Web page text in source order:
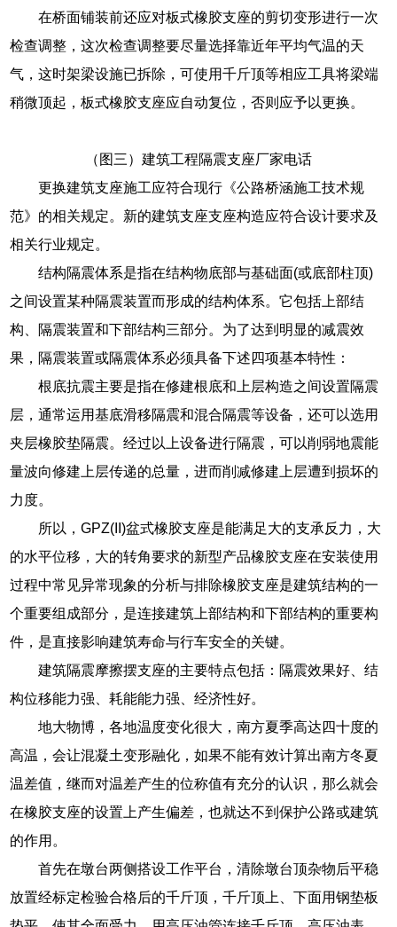
在桥面铺装前还应对板式橡胶支座的剪切变形进行一次
检查调整，这次检查调整要尽量选择靠近年平均气温的天
气，这时架梁设施已拆除，可使用千斤顶等相应工具将梁端
稍微顶起，板式橡胶支座应自动复位，否则应予以更换。
（图三）建筑工程隔震支座厂家电话
更换建筑支座施工应符合现行《公路桥涵施工技术规
范》的相关规定。新的建筑支座支座构造应符合设计要求及
相关行业规定。
结构隔震体系是指在结构物底部与基础面(或底部柱顶)
之间设置某种隔震装置而形成的结构体系。它包括上部结
构、隔震装置和下部结构三部分。为了达到明显的减震效
果，隔震装置或隔震体系必须具备下述四项基本特性：
根底抗震主要是指在修建根底和上层构造之间设置隔震
层，通常运用基底滑移隔震和混合隔震等设备，还可以选用
夹层橡胶垫隔震。经过以上设备进行隔震，可以削弱地震能
量波向修建上层传递的总量，进而削减修建上层遭到损坏的
力度。
所以，GPZ(II)盆式橡胶支座是能满足大的支承反力，大
的水平位移，大的转角要求的新型产品橡胶支座在安装使用
过程中常见异常现象的分析与排除橡胶支座是建筑结构的一
个重要组成部分，是连接建筑上部结构和下部结构的重要构
件，是直接影响建筑寿命与行车安全的关键。
建筑隔震摩擦摆支座的主要特点包括：隔震效果好、结
构位移能力强、耗能能力强、经济性好。
地大物博，各地温度变化很大，南方夏季高达四十度的
高温，会让混凝土变形融化，如果不能有效计算出南方冬夏
温差值，继而对温差产生的位称值有充分的认识，那么就会
在橡胶支座的设置上产生偏差，也就达不到保护公路或建筑
的作用。
首先在墩台两侧搭设工作平台，清除墩台顶杂物后平稳
放置经标定检验合格后的千斤顶，千斤顶上、下面用钢垫板